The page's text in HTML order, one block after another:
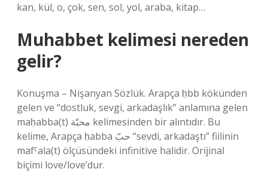
kan, kül, o, çok, sen, sol, yol, araba, kitap…
Muhabbet kelimesi nereden
gelir?
Konuşma – Nişanyan Sözlük. Arapça ḥbb kökünden
gelen ve “dostluk, sevgi, arkadaşlık” anlamına gelen
maḥabba(t) محبّة kelimesinden bir alıntıdır. Bu
kelime, Arapça ḥabba حبّ “sevdi, arkadaştı” fiilinin
mafˁala(t) ölçüsündeki infinitive halidir. Orijinal
biçimi love/love’dur.